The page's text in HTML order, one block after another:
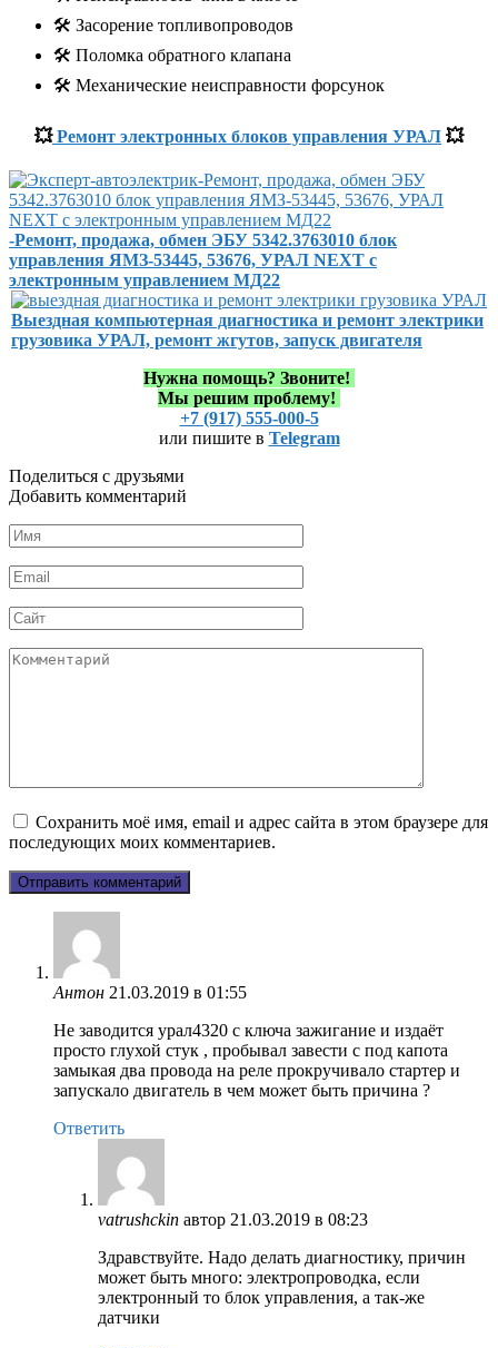
🛠️ Засорение топливопроводов
🛠️ Поломка обратного клапана
🛠️ Механические неисправности форсунок
💥Ремонт электронных блоков управления УРАЛ 💥
-Ремонт, продажа, обмен ЭБУ 5342.3763010 блок
управления ЯМЗ-53445, 53676, УРАЛ NEXT с
электронным управлением МД22
Выездная компьютерная диагностика и ремонт электрики
грузовика УРАЛ, ремонт жгутов, запуск двигателя
Нужна помощь? Звоните!
Мы решим проблему!
+7 (917) 555-000-5
или пишите в Telegram
Поделиться с друзьями
Добавить комментарий
Имя
*
Email
*
Сайт
Комментарий
Сохранить моё имя, email и адрес сайта в этом браузере для
последующих моих комментариев.
Антон 21.03.2019 в 01:55
Не заводится урал4320 с ключа зажигание и издаёт
просто глухой стук , пробывал завести с под капота
замыкая два провода на реле прокручивало стартер и
запускало двигатель в чем может быть причина ?
Ответить
vatrushckin автор 21.03.2019 в 08:23
Здравствуйте. Надо делать диагностику, причин
может быть много: электропроводка, если
электронный то блок управления, а так-же
датчики